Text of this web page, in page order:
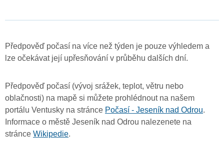
Předpověď počasí na více než týden je pouze výhledem a
lze očekávat její upřesňování v průběhu dalších dní.
Předpověď počasí (vývoj srážek, teplot, větru nebo
oblačnosti) na mapě si můžete prohlédnout na našem
portálu Ventusky na stránce Počasí - Jeseník nad Odrou.
Informace o městě Jeseník nad Odrou nalezenete na
stránce Wikipedie.